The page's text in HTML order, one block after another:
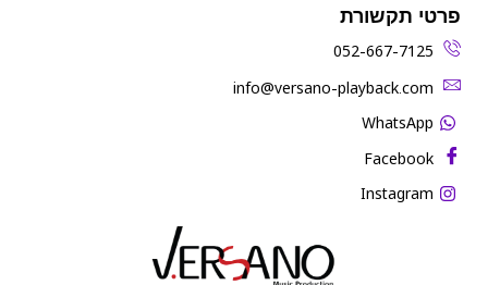
פרטי תקשורת
052-667-7125
‫info@versano-playback.com‬
WhatsApp
Facebook
Instagram